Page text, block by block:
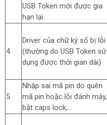
USB Token mới được gia
hạn lại.
4
Driver của chữ ký số bị lỗi
(thường do USB Token sử
dụng được thời gian dài)
5
Nhập sai mã pin do quên
mã pin hoặc lỗi đánh máy,
bật caps lock,...